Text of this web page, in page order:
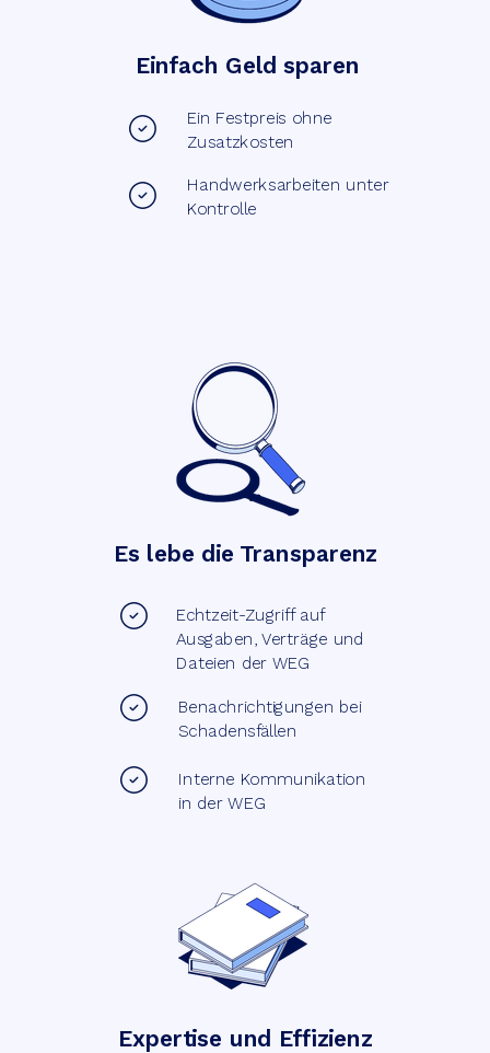
Es lebe die Transparenz
Echtzeit-Zugriff auf
Ausgaben, Verträge und
Dateien der WEG
Benachrichtigungen bei
Schadensfällen
Interne Kommunikation
in der WEG
Expertise und Effizienz
Einfach Geld sparen
Ein Festpreis ohne
Zusatzkosten
Handwerksarbeiten unter
Kontrolle